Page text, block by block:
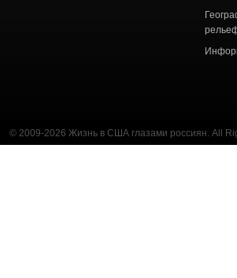
© 2009-2026 Жизнь в США глазами россиян. All